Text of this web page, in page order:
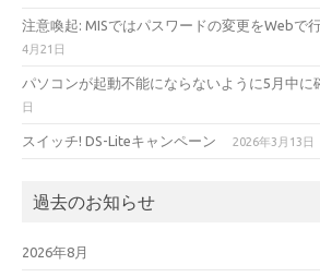
注意喚起: MISではパスワードの変更をWebで
4月21日
パソコンが起動不能にならないように5月中に
日
スイッチ! DS-Liteキャンペーン 2026年3月13日
過去のお知らせ
2026年8月